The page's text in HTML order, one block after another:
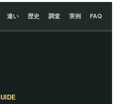
違い 歴史 調査 実例 FAQ